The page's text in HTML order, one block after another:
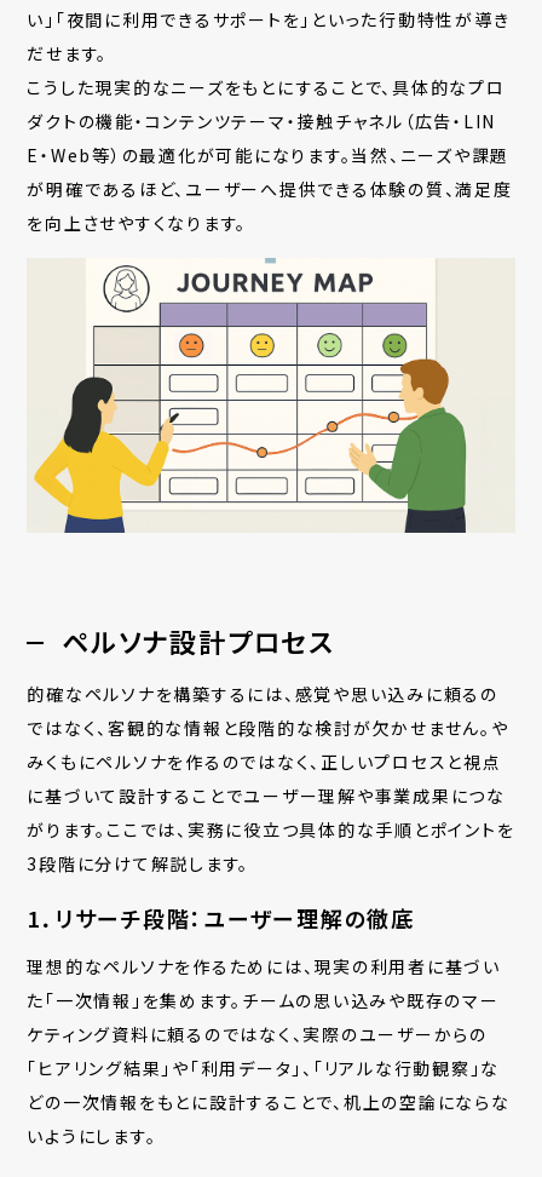
い」「夜間に利用できるサポートを」といった行動特性が導き
だせます。
こうした現実的なニーズをもとにすることで、具体的なプロ
ダクトの機能・コンテンツテーマ・接触チャネル（広告・LIN
E・Web等）の最適化が可能になります。当然、ニーズや課題
が明確であるほど、ユーザーへ提供できる体験の質、満足度
を向上させやすくなります。
ペルソナ設計プロセス
的確なペルソナを構築するには、感覚や思い込みに頼るの
ではなく、客観的な情報と段階的な検討が欠かせません。や
みくもにペルソナを作るのではなく、正しいプロセスと視点
に基づいて設計することでユーザー理解や事業成果につな
がります。ここでは、実務に役立つ具体的な手順とポイントを
3段階に分けて解説します。
1．リサーチ段階：ユーザー理解の徹底
理想的なペルソナを作るためには、現実の利用者に基づい
た「一次情報」を集めます。チームの思い込みや既存のマー
ケティング資料に頼るのではなく、実際のユーザーからの
「ヒアリング結果」や「利用データ」、「リアルな行動観察」な
どの一次情報をもとに設計することで、机上の空論にならな
いようにします。